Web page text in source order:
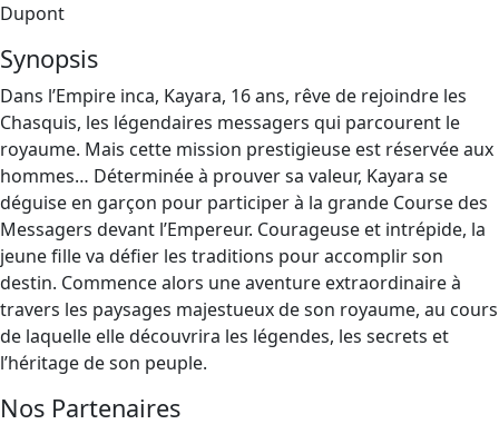
Dupont
Synopsis
Dans l’Empire inca, Kayara, 16 ans, rêve de rejoindre les
Chasquis, les légendaires messagers qui parcourent le
royaume. Mais cette mission prestigieuse est réservée aux
hommes… Déterminée à prouver sa valeur, Kayara se
déguise en garçon pour participer à la grande Course des
Messagers devant l’Empereur. Courageuse et intrépide, la
jeune fille va défier les traditions pour accomplir son
destin. Commence alors une aventure extraordinaire à
travers les paysages majestueux de son royaume, au cours
de laquelle elle découvrira les légendes, les secrets et
l’héritage de son peuple.
Nos Partenaires